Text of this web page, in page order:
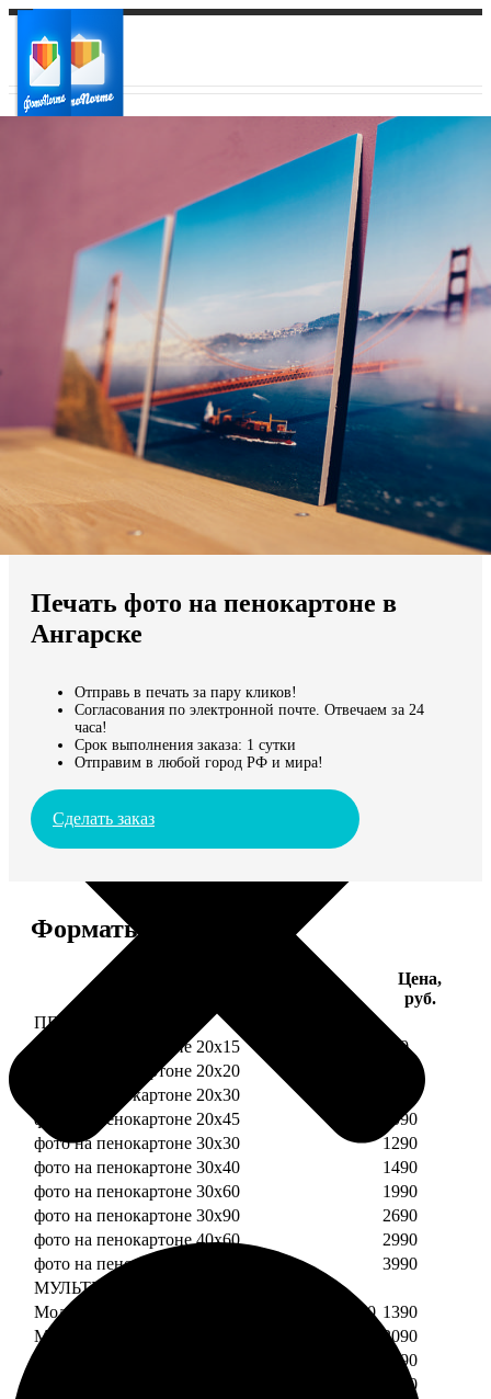
Ваш регион доставки
Выберите из списка:
Мы доставляем по всему миру
Продолжить без города
Печать фото на пенокартоне в
Ангарске
Отправь в печать за пару кликов!
Согласования по электронной почте. Отвечаем за 24
часа!
Срок выполнения заказа: 1 сутки
Отправим в любой город РФ и мира!
Сделать заказ
Форматы и цены
Цена,
руб.
ПЕНОКАРТОН
фото на пенокартоне 20х15
690
фото на пенокартоне 20х20
фото на пенокартоне 20х30
фото на пенокартоне 20х45
1090
фото на пенокартоне 30х30
1290
фото на пенокартоне 30х40
1490
фото на пенокартоне 30х60
1990
фото на пенокартоне 30х90
2690
фото на пенокартоне 40х60
2990
фото на пенокартоне 50х70
3990
МУЛЬТИПЕНОКАРТОН
Модульный пенокартон из двух частей 20х20 1390
Модульный пенокартон из трех частей 20х20
2090
1590
2390